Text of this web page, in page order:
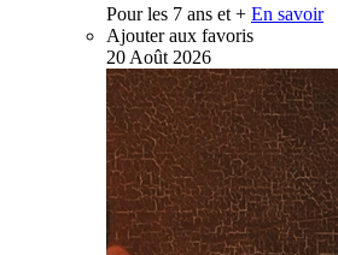
Pour les 7 ans et + En savoir
Ajouter aux favoris
20 Août 2026